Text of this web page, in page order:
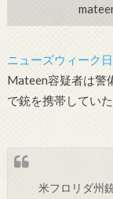
ニューズウィーク
Mateen容疑者は警
で銃を携帯していた
米フロリダ州